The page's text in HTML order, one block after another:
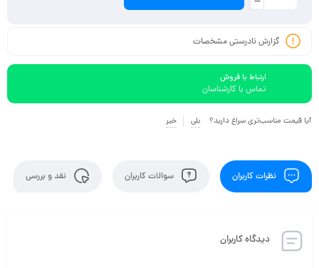
گزارش نادرستی مشخصات
ارتباط با فروش
تماس با کارشناسان
آیا قیمت مناسب‌تری سراغ دارید؟ بلی خیر
نظرات کاربران سوالات کاربران نقد و بررسی
دیدگاه کاربران